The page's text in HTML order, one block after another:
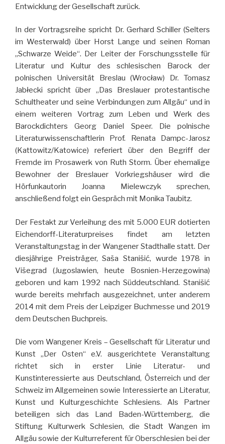
Entwicklung der Gesellschaft zurück.
In der Vortragsreihe spricht Dr. Gerhard Schiller (Selters
im Westerwald) über Horst Lange und seinen Roman
„Schwarze Weide“. Der Leiter der Forschungsstelle für
Literatur und Kultur des schlesischen Barock der
polnischen Universität Breslau (Wrocław) Dr. Tomasz
Jabłecki spricht über „Das Breslauer protestantische
Schultheater und seine Verbindungen zum Allgäu“ und in
einem weiteren Vortrag zum Leben und Werk des
Barockdichters Georg Daniel Speer. Die polnische
Literaturwissenschaftlerin Prof. Renata Dampc-Jarosz
(Kattowitz/Katowice) referiert über den Begriff der
Fremde im Prosawerk von Ruth Storm. Über ehemalige
Bewohner der Breslauer Vorkriegshäuser wird die
Hörfunkautorin Joanna Mielewczyk sprechen,
anschließend folgt ein Gespräch mit Monika Taubitz.
Der Festakt zur Verleihung des mit 5.000 EUR dotierten
Eichendorff-Literaturpreises findet am letzten
Veranstaltungstag in der Wangener Stadthalle statt. Der
diesjährige Preisträger, Saša Stanišić, wurde 1978 in
Višegrad (Jugoslawien, heute Bosnien-Herzegowina)
geboren und kam 1992 nach Süddeutschland. Stanišić
wurde bereits mehrfach ausgezeichnet, unter anderem
2014 mit dem Preis der Leipziger Buchmesse und 2019
dem Deutschen Buchpreis.
Die vom Wangener Kreis – Gesellschaft für Literatur und
Kunst „Der Osten“ e.V. ausgerichtete Veranstaltung
richtet sich in erster Linie Literatur- und
Kunstinteressierte aus Deutschland, Österreich und der
Schweiz im Allgemeinen sowie Interessierte an Literatur,
Kunst und Kulturgeschichte Schlesiens. Als Partner
beteiligen sich das Land Baden-Württemberg, die
Stiftung Kulturwerk Schlesien, die Stadt Wangen im
Allgäu sowie der Kulturreferent für Oberschlesien bei der